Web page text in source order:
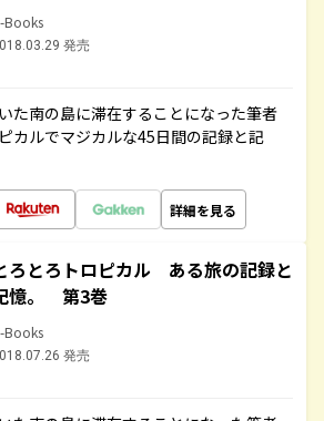
Books
発売
た南の島に滞在することになった筆者
カルでマジカルな45日間の記録と記
詳細を見る
ろとろトロピカル ある旅の記録と
憶。 第3巻
Books
発売